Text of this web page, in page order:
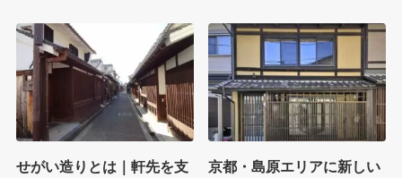
せがい造りとは｜軒先を支
京都・島原エリアに新しい